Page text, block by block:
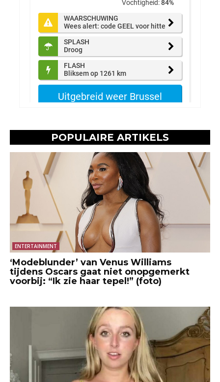
POPULAIRE ARTIKELS
ENTERTAINMENT
‘Modeblunder’ van Venus Williams
tijdens Oscars gaat niet onopgemerkt
voorbij: “Ik zie haar tepel!” (foto)